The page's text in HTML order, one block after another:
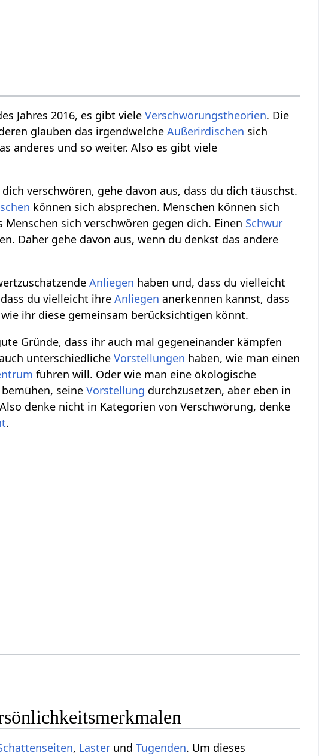
Jahres 2016, es gibt vieleVerschwörungstheorien. Die
glauben das irgendwelcheAußerirdischen sich
anderes und so weiter. Also es gibt viele
verschwören, gehe davon aus, dass du dich täuschst.
können sich absprechen. Menschen können sich
sich verschwören gegen dich. Einen Schwur
Daher gehe davon aus, wenn du denkst das andere
Anliegen haben und, dass du vielleicht
du vielleicht ihreAnliegen anerkennen kannst, dass
ihr diese gemeinsam berücksichtigen könnt.
Gründe, dass ihr auch mal gegeneinander kämpfen
unterschiedlicheVorstellungen haben, wie man einen
führen will. Oder wie man eine ökologische
seineVorstellung durchzusetzen, aber eben in
denke nicht in Kategorien von Verschwörung, denke
.
, Laster undTugenden. Um dieses